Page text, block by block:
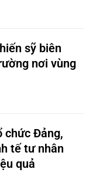
sỹ biên
nơi vùng
chức Đảng,
tế tư nhân
quả